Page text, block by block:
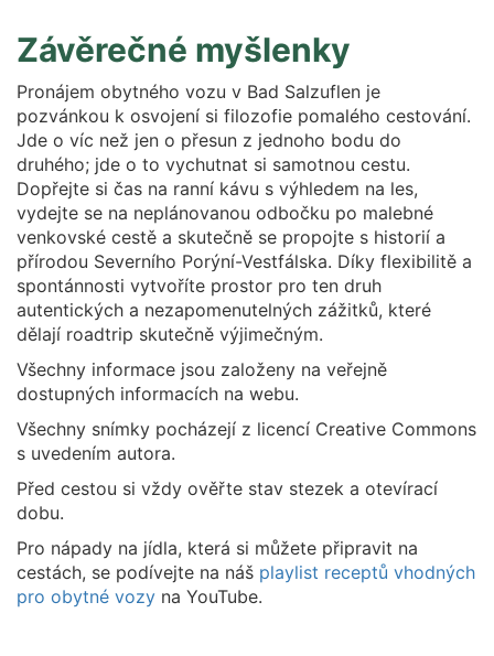
Závěrečné myšlenky
Pronájem obytného vozu v Bad Salzuflen je
pozvánkou k osvojení si filozofie pomalého cestování.
Jde o víc než jen o přesun z jednoho bodu do
druhého; jde o to vychutnat si samotnou cestu.
Dopřejte si čas na ranní kávu s výhledem na les,
vydejte se na neplánovanou odbočku po malebné
venkovské cestě a skutečně se propojte s historií a
přírodou Severního Porýní-Vestfálska. Díky flexibilitě a
spontánnosti vytvoříte prostor pro ten druh
autentických a nezapomenutelných zážitků, které
dělají roadtrip skutečně výjimečným.
Všechny informace jsou založeny na veřejně
dostupných informacích na webu.
Všechny snímky pocházejí z licencí Creative Commons
s uvedením autora.
Před cestou si vždy ověřte stav stezek a otevírací
dobu.
Pro nápady na jídla, která si můžete připravit na
cestách, se podívejte na náš playlist receptů vhodných
pro obytné vozy na YouTube.